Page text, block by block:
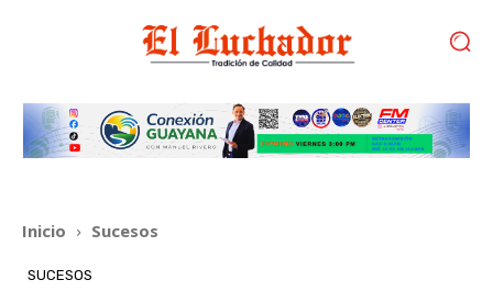
Inicio Sucesos
SUCESOS